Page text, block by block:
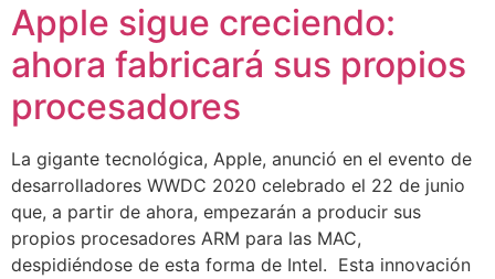
Apple sigue creciendo:
ahora fabricará sus propios
procesadores
La gigante tecnológica, Apple, anunció en el evento de
desarrolladores WWDC 2020 celebrado el 22 de junio
que, a partir de ahora, empezarán a producir sus
propios procesadores ARM para las MAC,
despidiéndose de esta forma de Intel. Esta innovación